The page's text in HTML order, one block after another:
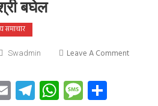
बघेल
समाचार
Swadmin Leave A CommentOn
EmailTelegram
WhatsApp
Message